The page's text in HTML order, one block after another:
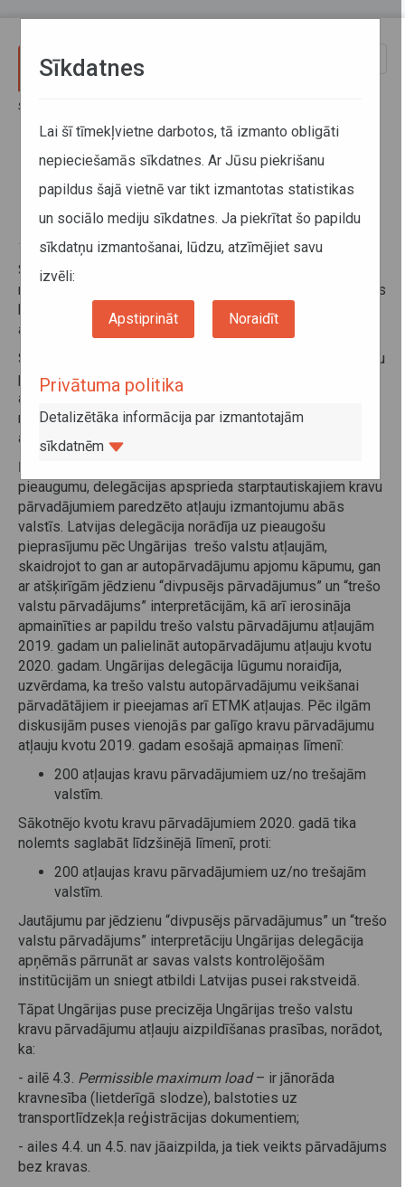
Sākums
Latvijas – Ungārijas Kopējās
komisijas sanāksme
17. jūlijs 2019
Sadarbības veicināšanas nolūkā 2019. gada 29. un 30.
maijā Rīgā norisinājās kārtējā Latvijas – Ungārijas Kopējās
komisijas sanāksme, kurā tika apspriesti ar starptautisko
autopārvadājumu jomu saistīti jautājumi.
Sanāksmes ietvaros delegācijas apmainījās ar informāciju
par tirdzniecības attiecībām un kravu un pasažieru
autopārvadājumu attīstību starp abām valstīm,
norādīdamas uz tirdzniecības un starptautisko
autopārvadājumu apjomu pieaugumu starp abām valstīm.
Ņemot vērā preču apgrozības un pārvadājumu apjomu
pieaugumu, delegācijas apsprieda starptautiskajiem kravu
pārvadājumiem paredzēto atļauju izmantojumu abās
valstīs. Latvijas delegācija norādīja uz pieaugošu
pieprasījumu pēc Ungārijas trešo valstu atļaujām,
skaidrojot to gan ar autopārvadājumu apjomu kāpumu, gan
ar atšķirīgām jēdzienu “divpusējs pārvadājumus” un “trešo
valstu pārvadājums” interpretācijām, kā arī ierosināja
apmainīties ar papildu trešo valstu pārvadājumu atļaujām
2019. gadam un palielināt autopārvadājumu atļauju kvotu
2020. gadam. Ungārijas delegācija lūgumu noraidīja,
uzvērdama, ka trešo valstu autopārvadājumu veikšanai
pārvadātājiem ir pieejamas arī ETMK atļaujas. Pēc ilgām
diskusijām puses vienojās par galīgo kravu pārvadājumu
atļauju kvotu 2019. gadam esošajā apmaiņas līmenī:
200 atļaujas kravu pārvadājumiem uz/no trešajām
valstīm.
Sākotnējo kvotu kravu pārvadājumiem 2020. gadā tika
nolemts saglabāt līdzšinējā līmenī, proti:
200 atļaujas kravu pārvadājumiem uz/no trešajām
valstīm.
Jautājumu par jēdzienu “divpusējs pārvadājumus” un “trešo
valstu pārvadājums” interpretāciju Ungārijas delegācija
apņēmās pārrunāt ar savas valsts kontrolējošām
institūcijām un sniegt atbildi Latvijas pusei rakstveidā.
Tāpat Ungārijas puse precizēja Ungārijas trešo valstu
kravu pārvadājumu atļauju aizpildīšanas prasības, norādot,
ka:
- ailē 4.3. Permissible maximum load– ir jānorāda
kravnesība (lietderīgā slodze), balstoties uz
transportlīdzekļa reģistrācijas dokumentiem;
- ailes 4.4. un 4.5. nav jāaizpilda, ja tiek veikts pārvadājums
bez kravas.
Sīkdatnes
Lai šī tīmekļvietne darbotos, tā izmanto obligāti
nepieciešamās sīkdatnes. Ar Jūsu piekrišanu
papildus šajā vietnē var tikt izmantotas statistikas
un sociālo mediju sīkdatnes. Ja piekrītat šo papildu
sīkdatņu izmantošanai, lūdzu, atzīmējiet savu
izvēli:
Apstiprināt Noraidīt
Privātuma politika
Detalizētāka informācija par izmantotajām
sīkdatnēm